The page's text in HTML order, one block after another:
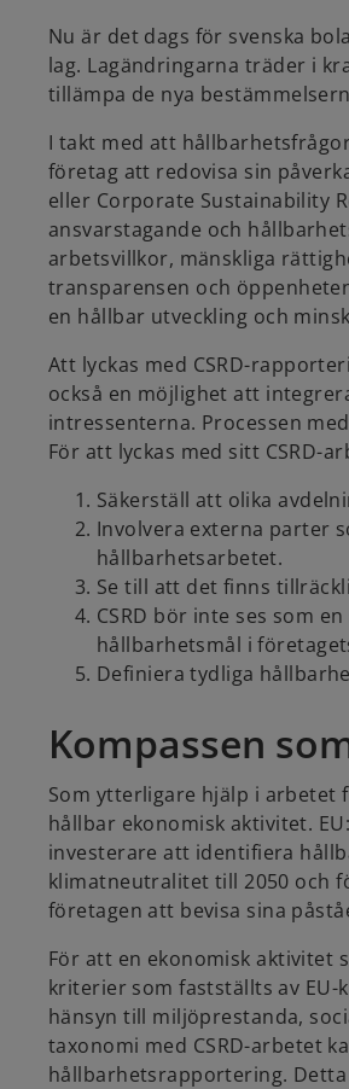
Nu är det dags för svenska
lag. Lagändringarna träder i
tillämpa de nya
I takt med att
företag att redovisa sin
eller Corporate Sustainability
ansvarstagande och
arbetsvillkor, mänskliga
transparensen och
en hållbar utveckling och
Att lyckas med CSRD-
också en möjlighet att
intressenterna. Processen
För att lyckas med sitt CSRD-
Säkerställ att olika
Involvera externa parter
hållbarhetsarbetet.
Se till att det finns
CSRD bör inte ses som
hållbarhetsmål i
Definiera tydliga
Kompassen
Som ytterligare hjälp i arbetet
hållbar ekonomisk aktivitet.
investerare att identifiera
klimatneutralitet till 2050 och
företagen att bevisa sina
För att en ekonomisk aktivitet
kriterier som fastställts av EU-
hänsyn till miljöprestanda,
taxonomi med CSRD-arbetet
hållbarhetsrapportering.